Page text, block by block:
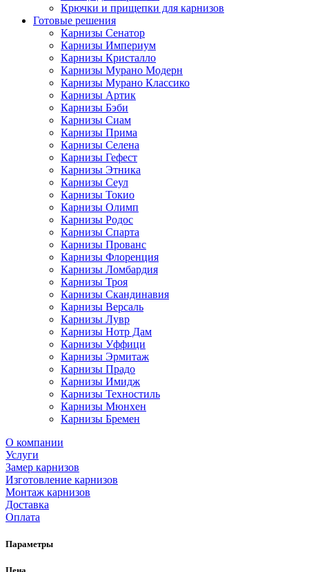
Крючки и прищепки для карнизов
Готовые решения
Карнизы Сенатор
Карнизы Империум
Карнизы Кристалло
Карнизы Мурано Модерн
Карнизы Мурано Классико
Карнизы Артик
Карнизы Бэби
Карнизы Сиам
Карнизы Прима
Карнизы Селена
Карнизы Гефест
Карнизы Этника
Карнизы Сеул
Карнизы Токио
Карнизы Олимп
Карнизы Родос
Карнизы Спарта
Карнизы Прованс
Карнизы Флоренция
Карнизы Ломбардия
Карнизы Троя
Карнизы Скандинавия
Карнизы Версаль
Карнизы Лувр
Карнизы Нотр Дам
Карнизы Уффици
Карнизы Эрмитаж
Карнизы Прадо
Карнизы Имидж
Карнизы Техностиль
Карнизы Мюнхен
Карнизы Бремен
О компании
Услуги
Замер карнизов
Изготовление карнизов
Монтаж карнизов
Доставка
Оплата
Параметры